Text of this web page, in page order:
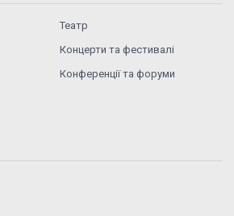
Театр
Концерти та фестивалі
Конференції та форуми